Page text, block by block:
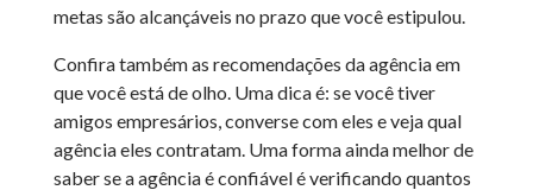
metas são alcançáveis no prazo que você estipulou.
Confira também as recomendações da agência em
que você está de olho. Uma dica é: se você tiver
amigos empresários, converse com eles e veja qual
agência eles contratam. Uma forma ainda melhor de
saber se a agência é confiável é verificando quantos